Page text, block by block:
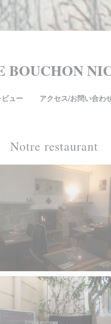
BOUCHON
ビュー ((新しいウィンドウで開
アクセス/お問い合わ
Notre restaurant